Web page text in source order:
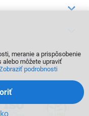
meranie a prispôsobenie
alebo môžete upraviť
podrobnosti